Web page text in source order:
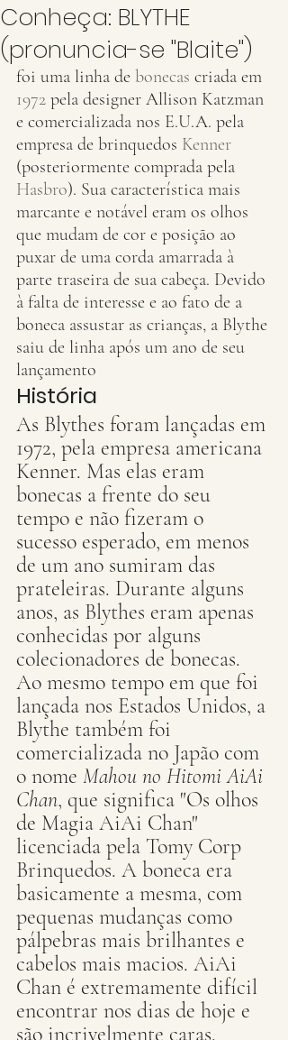
Conheça: BLYTHE
(pronuncia-se "Blaite")
foi uma linha de bonecas criada em
1972 pela designer Allison Katzman
e comercializada nos E.U.A. pela
empresa de brinquedos Kenner
(posteriormente comprada pela
Hasbro). Sua característica mais
marcante e notável eram os olhos
que mudam de cor e posição ao
puxar de uma corda amarrada à
parte traseira de sua cabeça. Devido
à falta de interesse e ao fato de a
boneca assustar as crianças, a Blythe
saiu de linha após um ano de seu
lançamento
História
As Blythes foram lançadas em
1972, pela empresa americana
Kenner. Mas elas eram
bonecas a frente do seu
tempo e não fizeram o
sucesso esperado, em menos
de um ano sumiram das
prateleiras. Durante alguns
anos, as Blythes eram apenas
conhecidas por alguns
colecionadores de bonecas.
Ao mesmo tempo em que foi
lançada nos Estados Unidos, a
Blythe também foi
comercializada no Japão com
o nome Mahou no Hitomi AiAi
Chan, que significa "Os olhos
de Magia AiAi Chan"
licenciada pela Tomy Corp
Brinquedos. A boneca era
basicamente a mesma, com
pequenas mudanças como
pálpebras mais brilhantes e
cabelos mais macios. AiAi
Chan é extremamente difícil
encontrar nos dias de hoje e
são incrivelmente caras.